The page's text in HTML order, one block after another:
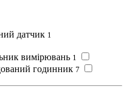
датчик 1
вимірювань 1
годинник 7